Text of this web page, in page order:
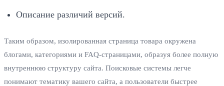
Описание различий версий.
Таким образом, изолированная страница товара окружена
блогами, категориями и FAQ‑страницами, образуя более полную
внутреннюю структуру сайта. Поисковые системы легче
понимают тематику вашего сайта, а пользователи быстрее